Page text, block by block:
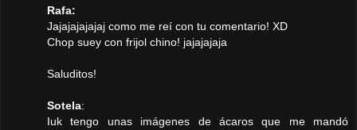
Rafa:
Jajajajajajaj como me reí con tu comentario! XD
Chop suey con frijol chino! jajajajaja
Saluditos!
Sotela:
Iuk tengo unas imágenes de ácaros que me mandó